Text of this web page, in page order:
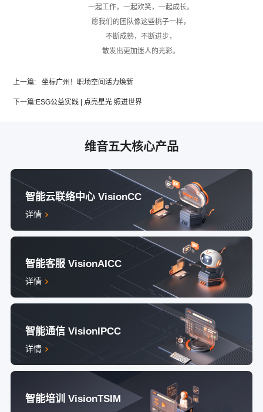
一起工作，一起欢笑，一起成长。
愿我们的团队像这些桃子一样，
不断成熟，不断进步，
散发出更加迷人的光彩。
上一篇: 坐标广州！职场空间活力焕新
下一篇:ESG公益实践 | 点亮星光 照进世界
维音五大核心产品
智能云联络中心 VisionCC
详情
智能客服 VisionAICC
详情
智能通信 VisionIPCC
详情
智能培训 VisionTSIM